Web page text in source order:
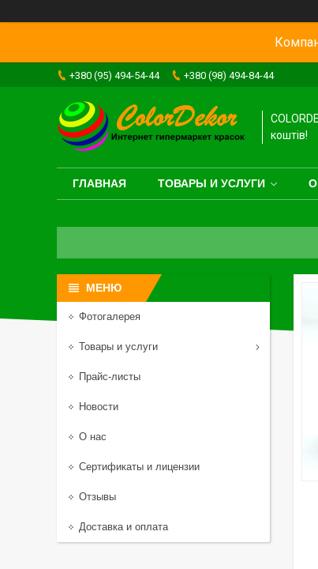
+380 (95) 494-54-44 +380 (98) 494-84-44
коштів!
ГЛАВНАЯ ТОВАРЫ И УСЛУГИ
Фотогалерея
Товары и услуги
Прайс-листы
Новости
О нас
Сертификаты и лицензии
Отзывы
Доставка и оплата